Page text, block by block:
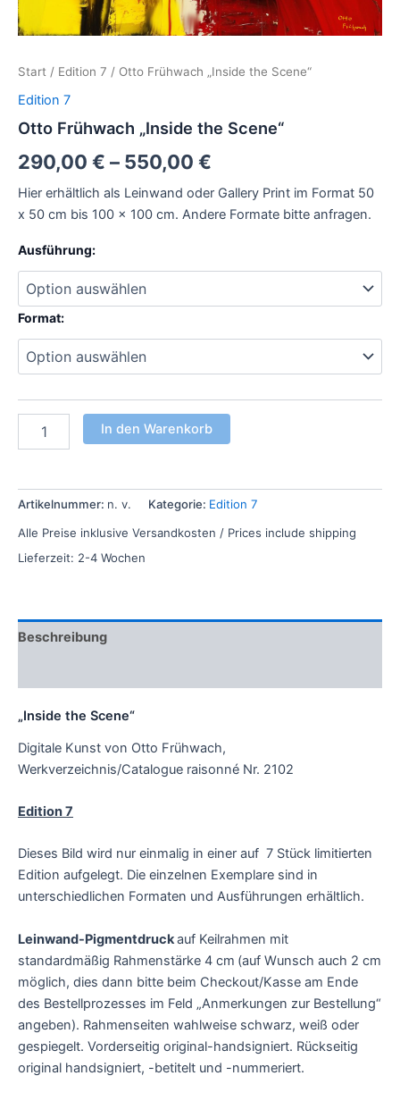
Start / Edition 7 / Otto Frühwach „Inside the Scene“
Edition 7
Otto Frühwach „Inside the Scene“
290,00 € – 550,00 €
Hier erhältlich als Leinwand oder Gallery Print im Format 50
x 50 cm bis 100 x 100 cm. Andere Formate bitte anfragen.
Ausführung:
Format:
In den Warenkorb
Artikelnummer: n. v. Kategorie: Edition 7
Alle Preise inklusive Versandkosten / Prices include shipping
Lieferzeit: 2-4 Wochen
Beschreibung
„Inside the Scene“
Digitale Kunst von Otto Frühwach,
Werkverzeichnis/Catalogue raisonné Nr. 2102
Edition 7
Dieses Bild wird nur einmalig in einer auf 7 Stück limitierten
Edition aufgelegt. Die einzelnen Exemplare sind in
unterschiedlichen Formaten und Ausführungen erhältlich.
Leinwand-Pigmentdruckauf Keilrahmen mit
standardmäßig Rahmenstärke 4 cm (auf Wunsch auch 2 cm
möglich, dies dann bitte beim Checkout/Kasse am Ende
des Bestellprozesses im Feld „Anmerkungen zur Bestellung“
angeben). Rahmenseiten wahlweise schwarz, weiß oder
gespiegelt. Vorderseitig original-handsigniert. Rückseitig
original handsigniert, -betitelt und -nummeriert.